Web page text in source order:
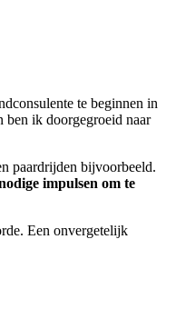
te beginnen in
ben ik doorgegroeid naar
paardrijden bijvoorbeeld.
impulsen om te
Een onvergetelijk